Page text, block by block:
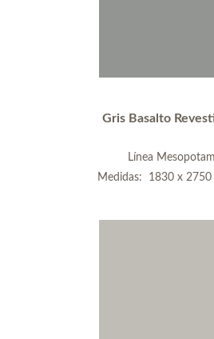
Gris Basalto
Línea
Medidas: 1830 x 2750